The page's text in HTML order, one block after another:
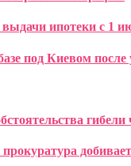
ипотеки с 1
под Киевом после